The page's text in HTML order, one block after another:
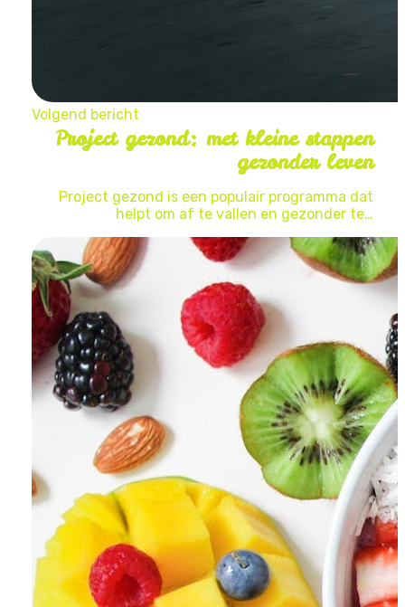
Volgend bericht
Project gezond: met kleine stappen
gezonder leven
Project gezond is een populair programma dat
helpt om af te vallen en gezonder te…